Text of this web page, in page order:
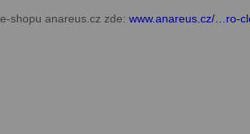
shopu anareus.cz zde: www.anareus.cz/…ro-